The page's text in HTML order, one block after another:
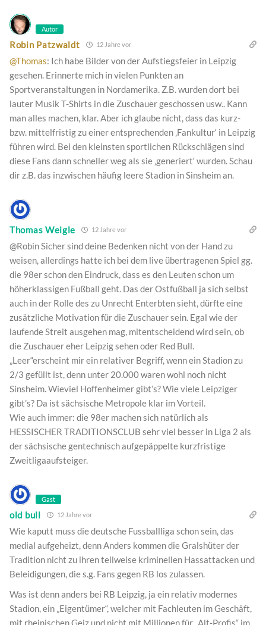
Autor
Robin Patzwaldt 12 Jahre vor
@Thomas: Ich habe Bilder von der Aufstiegsfeier in Leipzig
gesehen. Erinnerte mich in vielen Punkten an
Sportveranstaltungen in Nordamerika. Z.B. wurden dort bei
lauter Musik T-Shirts in die Zuschauer geschossen usw.. Kann
man alles machen, klar. Aber ich glaube nicht, dass das kurz-
bzw. mittelfristig zu einer entsprechenden ‚Fankultur‘ in Leipzig
führen wird. Bei den kleinsten sportlichen Rückschlägen sind
diese Fans dann schneller weg als sie ‚generiert‘ wurden. Schau
dir z.B. das inzwischen häufig leere Stadion in Sinsheim an.
Thomas Weigle 12 Jahre vor
@Robin Sicher sind deine Bedenken nicht von der Hand zu
weisen, allerdings hatte ich bei dem live übertragenen Spiel gg.
die 98er schon den Eindruck, dass es den Leuten schon um
höherklassigen Fußball geht. Das der Ostfußball ja sich selbst
auch in der Rolle des zu Unrecht Enterbten sieht, dürfte eine
zusätzliche Motivation für die Zuschauer sein. Egal wie der
laufende Streit ausgehen mag, mitentscheidend wird sein, ob
die Zuschauer eher Leipzig sehen oder Red Bull.
„Leer“erscheint mir ein relativer Begriff, wenn ein Stadion zu
2/3 gefüllt ist, denn unter 20.000 waren wohl noch nicht
Sinsheim. Wieviel Hoffenheimer gibt’s? Wie viele Leipziger
gibt’s? Da ist sächsische Metropole klar im Vorteil.
Wie auch immer: die 98er machen sich natürlich als
HESSISCHER TRADITIONSCLUB sehr viel besser in Liga 2 als
der sächsische gentechnisch aufgepäppelte kurzfristige
Zweitligaaufsteiger.
Gast
old bull 12 Jahre vor
Wie kaputt muss die deutsche Fussballliga schon sein, das
medial aufgeheizt, denn Anders kommen die Gralshüter der
Tradition nicht zu ihren teilweise kriminellen Hassattacken und
Beleidigungen, die s.g. Fans gegen RB los zulassen.
Was ist denn anders bei RB Leipzig, ja ein relativ modernes
Stadion, ein „Eigentümer“, welcher mit Fachleuten im Geschäft,
mit rheinischen Geiz und nicht mit Millionen für „Alt-Profis“ im